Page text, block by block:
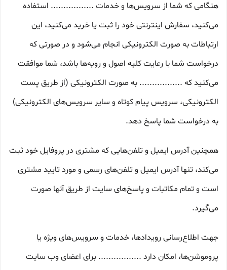
هنگامی که شما از سرویس‌‏ها و خدمات ................. استفاده
می‏‌کنید، سفارش اینترنتی خود را ثبت یا خرید می‏‌کنید، این
ارتباطات به صورت الکترونیکی انجام می‏‌شود و در صورتی که
درخواست شما با رعایت کلیه اصول و رویه‏‌ها باشد، شما موافقت
می‌‏کنید که ................. به صورت الکترونیکی (از طریق پست
الکترونیکی، سرویس پیام کوتاه و سایر سرویس‌های الکترونیکی)
به درخواست شما پاسخ دهد.
همچنین آدرس ایمیل و تلفن‌هایی که مشتری در پروفایل خود ثبت
می‌کند، تنها آدرس ایمیل و تلفن‌های رسمی و مورد تایید مشتری
است و تمام مکاتبات و پاسخ‌های سایت از طریق آنها صورت
می‌گیرد.
جهت اطلاع‌رسانی رویدادها، خدمات و سرویس‌های ویژه یا
پروموشن‌ها، امکان دارد ................. برای اعضای وب سایت